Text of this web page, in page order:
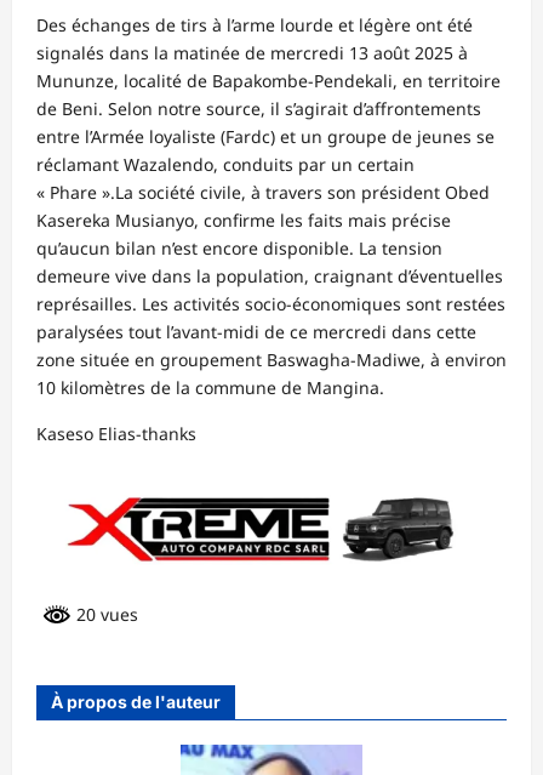
Des échanges de tirs à l’arme lourde et légère ont été
signalés dans la matinée de mercredi 13 août 2025 à
Mununze, localité de Bapakombe-Pendekali, en territoire
de Beni. Selon notre source, il s’agirait d’affrontements
entre l’Armée loyaliste (Fardc) et un groupe de jeunes se
réclamant Wazalendo, conduits par un certain
« Phare ».La société civile, à travers son président Obed
Kasereka Musianyo, confirme les faits mais précise
qu’aucun bilan n’est encore disponible. La tension
demeure vive dans la population, craignant d’éventuelles
représailles. Les activités socio-économiques sont restées
paralysées tout l’avant-midi de ce mercredi dans cette
zone située en groupement Baswagha-Madiwe, à environ
10 kilomètres de la commune de Mangina.
Kaseso Elias-thanks
20 vues
À propos de l'auteur